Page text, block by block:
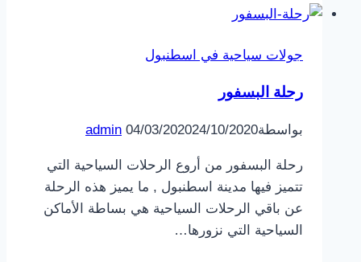
جولات سياحية في اسطنبول
رحلة البسفور
بواسطة admin 04/03/202024/10/2020
رحلة البسفور من أروع الرحلات السياحية التي
تتميز فيها مدينة اسطنبول , ما يميز هذه الرحلة
عن باقي الرحلات السياحية هي بساطة الأماكن
السياحية التي نزورها…